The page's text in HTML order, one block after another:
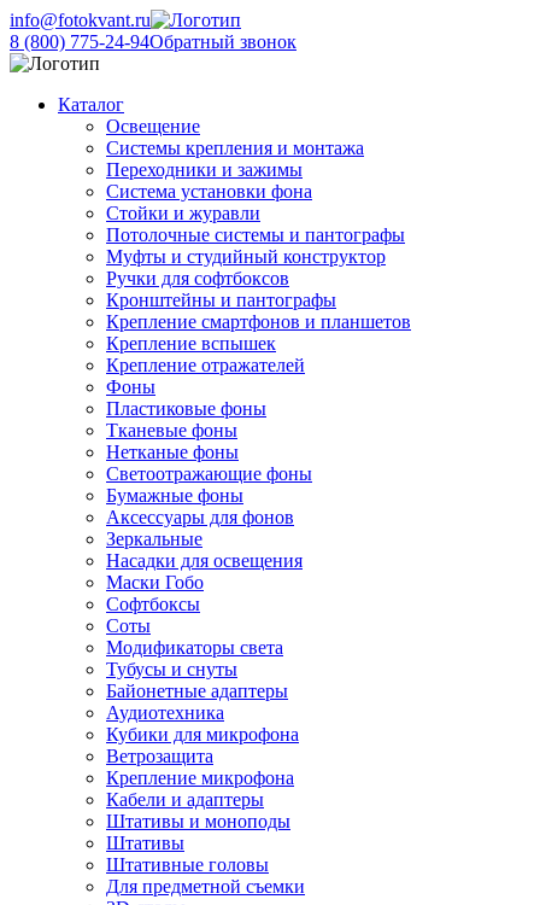
info@fotokvant.ru
8 (800) 775-24-94Обратный звонок
Каталог
Освещение
Системы крепления и монтажа
Переходники и зажимы
Система установки фона
Стойки и журавли
Потолочные системы и пантографы
Муфты и студийный конструктор
Ручки для софтбоксов
Кронштейны и пантографы
Крепление смартфонов и планшетов
Крепление вспышек
Крепление отражателей
Фоны
Пластиковые фоны
Тканевые фоны
Нетканые фоны
Светоотражающие фоны
Бумажные фоны
Аксессуары для фонов
Зеркальные
Насадки для освещения
Маски Гобо
Софтбоксы
Соты
Модификаторы света
Тубусы и снуты
Байонетные адаптеры
Аудиотехника
Кубики для микрофона
Ветрозащита
Крепление микрофона
Кабели и адаптеры
Штативы и моноподы
Штативы
Штативные головы
Для предметной съемки